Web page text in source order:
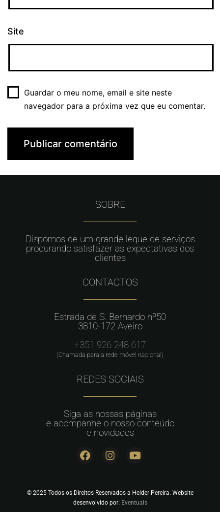
Site
Guardar o meu nome, email e site neste
navegador para a próxima vez que eu comentar.
SOBRE
Dispomos de um grande leque de serviços
procurando satisfazer as expectativas dos
clientes
CONTACTOS
Estrada de S. Bernardo nº50
3810-172 Aveiro
+351 926 248 617
(Chamada para a rede móvel nacional)
REDES SOCIAIS
Siga as nossas páginas
e acompanhe o nosso conteúdo
e novidades
© 2025 Todos os Direitos Reservados a Helder Pereira. Website
desenvolvido por: Eventuais